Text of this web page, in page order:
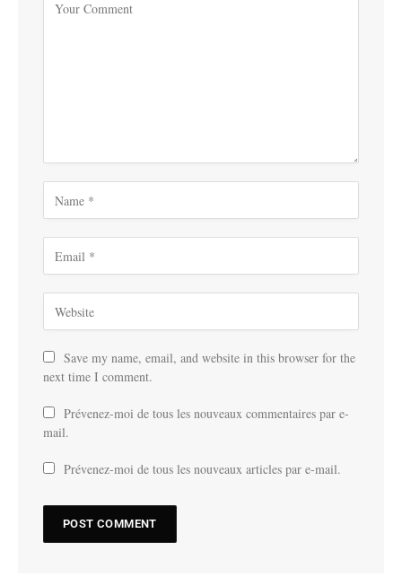
Save my name, email, and website in this browser for the
next time I comment.
Prévenez-moi de tous les nouveaux commentaires par e-
mail.
Prévenez-moi de tous les nouveaux articles par e-mail.